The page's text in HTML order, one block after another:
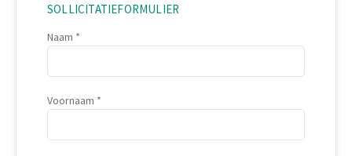
SOLLICITATIEFORMULIER
Naam
Voornaam